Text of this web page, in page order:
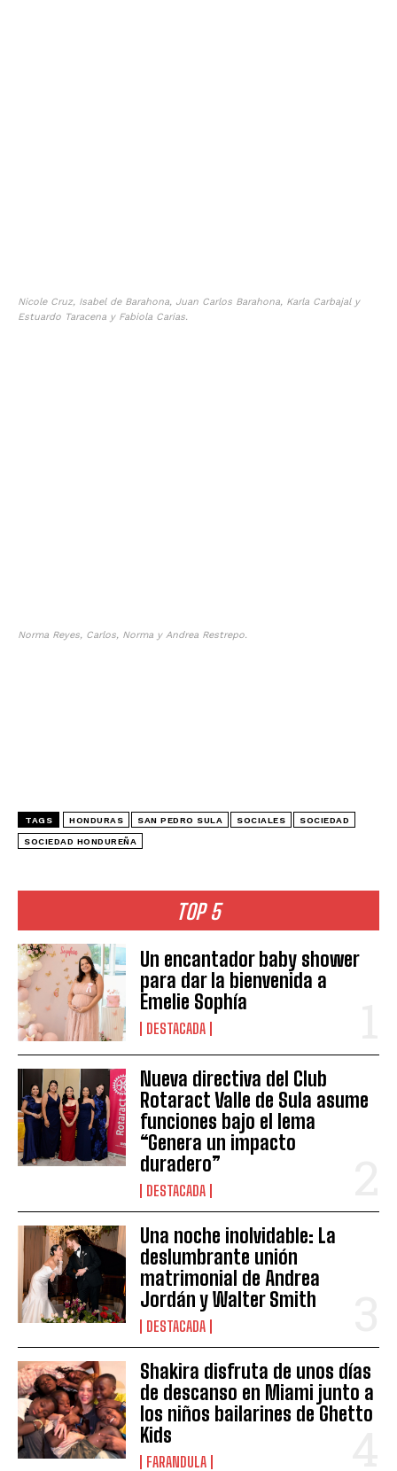
TOP 5
Un encantador baby shower
para dar la bienvenida a
Emelie Sophía
DESTACADA
Nueva directiva del Club
Rotaract Valle de Sula asume
funciones bajo el lema
“Genera un impacto
duradero”
DESTACADA
Una noche inolvidable: La
deslumbrante unión
matrimonial de Andrea
Jordán y Walter Smith
DESTACADA
Shakira disfruta de unos días
de descanso en Miami junto a
los niños bailarines de Ghetto
Kids
FARANDULA
Nicole Cruz, Isabel de Barahona, Juan Carlos Barahona, Karla Carbajal y
Estuardo Taracena y Fabiola Carias.
Norma Reyes, Carlos, Norma y Andrea Restrepo.
TAGS HONDURAS SAN PEDRO SULA SOCIALES SOCIEDAD
SOCIEDAD HONDUREÑA